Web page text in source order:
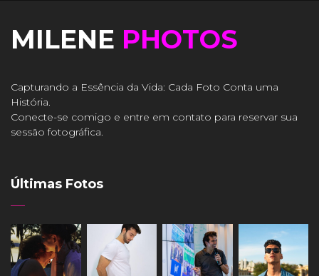
MILENE PHOTOS
Capturando a Essência da Vida: Cada Foto Conta uma
História.
Conecte-se comigo e entre em contato para reservar sua
sessão fotográfica.
Últimas Fotos